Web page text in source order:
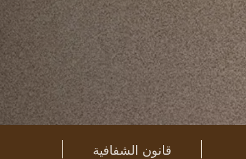
قانون الشفافية